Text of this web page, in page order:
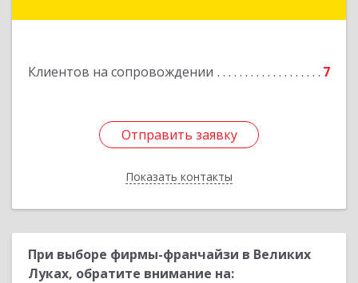
Клиентов на сопровождении 7
Отправить заявку
Показать контакты
Отправить заявку
Назад
При выборе фирмы-франчайзи в Великих
Луках, обратите внимание на: